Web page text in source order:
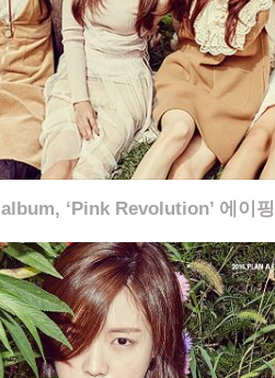
‘Pink Revolution’ 에이